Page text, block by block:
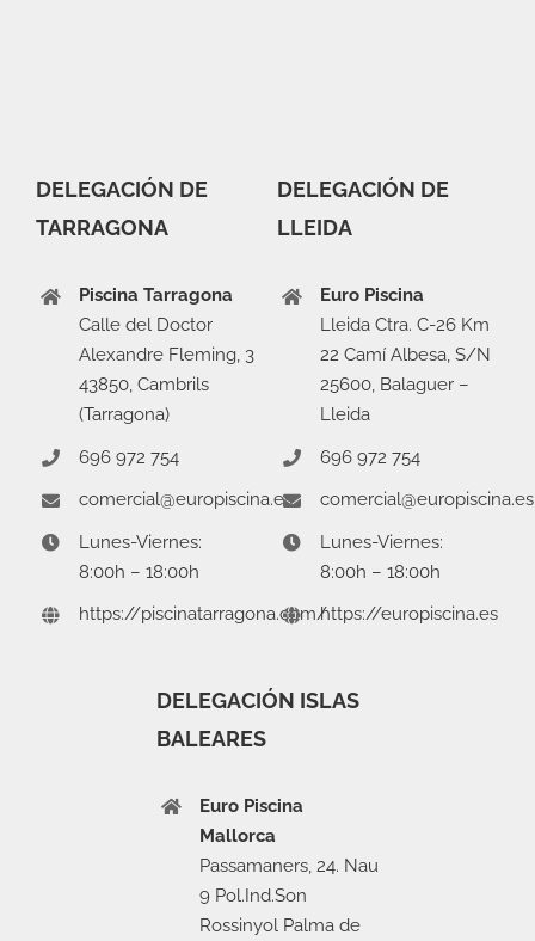
DELEGACIÓN DE
TARRAGONA
Piscina Tarragona
Calle del Doctor
Alexandre Fleming, 3
43850, Cambrils
(Tarragona)
696 972 754
comercial@europiscina.es
Lunes-Viernes:
8:00h – 18:00h
https://piscinatarragona.com/
DELEGACIÓN DE
LLEIDA
Euro Piscina
Lleida Ctra. C-26 Km
22 Camí Albesa, S/N
25600, Balaguer –
Lleida
696 972 754
comercial@europiscina.es
Lunes-Viernes:
8:00h – 18:00h
https://europiscina.es
DELEGACIÓN ISLAS
BALEARES
Euro Piscina
Mallorca
Passamaners, 24. Nau
9 Pol.Ind.Son
Rossinyol Palma de